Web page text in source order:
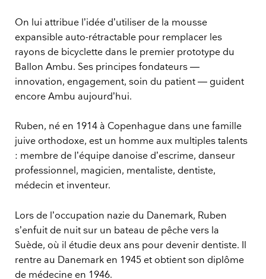
On lui attribue l’idée d’utiliser de la mousse
expansible auto-rétractable pour remplacer les
rayons de bicyclette dans le premier prototype du
Ballon Ambu. Ses principes fondateurs —
innovation, engagement, soin du patient — guident
encore Ambu aujourd’hui.
Ruben, né en 1914 à Copenhague dans une famille
juive orthodoxe, est un homme aux multiples talents
: membre de l’équipe danoise d’escrime, danseur
professionnel, magicien, mentaliste, dentiste,
médecin et inventeur.
Lors de l’occupation nazie du Danemark, Ruben
s’enfuit de nuit sur un bateau de pêche vers la
Suède, où il étudie deux ans pour devenir dentiste. Il
rentre au Danemark en 1945 et obtient son diplôme
de médecine en 1946.